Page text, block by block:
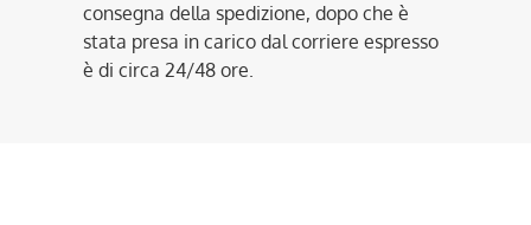
consegna della spedizione, dopo che è
stata presa in carico dal corriere espresso
è di circa 24/48 ore.